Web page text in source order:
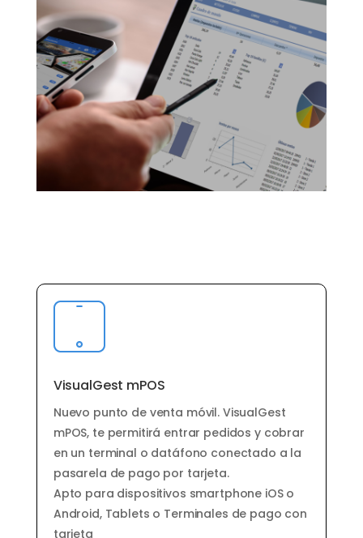
VisualGest mPOS
Nuevo punto de venta móvil. VisualGest
mPOS, te permitirá entrar pedidos y cobrar
en un terminal o datáfono conectado a la
pasarela de pago por tarjeta.
Apto para dispositivos smartphone iOS o
Android, Tablets o Terminales de pago con
tarjeta